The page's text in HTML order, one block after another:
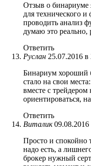
Отзыв о бинариуме
для технического
проводить анализ
думаю это реально,
Ответить
Руслан 25.07.2016 в
Бинариум хороший
стало на свои
вместе с трейдером
ориентироваться,
Ответить
Виталик 09.08.2016
Просто и спокойно
надо есть, а
брокер нужный